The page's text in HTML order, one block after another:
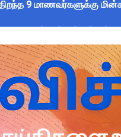
நியமனம்! பள்ளிக்
பெற்ற ஆசிரியர்களுக்கு
விடுப்பு எடுக்கும்
OD அனுமதி - கரூர்